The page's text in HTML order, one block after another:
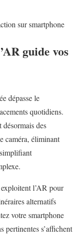
sur smartphone
guide vos
dépasse le
quotidiens.
des
caméra, éliminant
l’AR pour
alternatifs
votre smartphone
pertinentes s’affichent